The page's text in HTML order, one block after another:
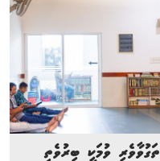
ތަގުވާވެރި ވުމަކީ ބިރުވެތި